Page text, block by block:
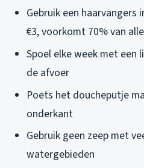
Gebruik een
€3, voorkomt 70% van
Spoel elke week met
de afvoer
Poets het doucheputje
onderkant
Gebruik geen zeep met
watergebieden